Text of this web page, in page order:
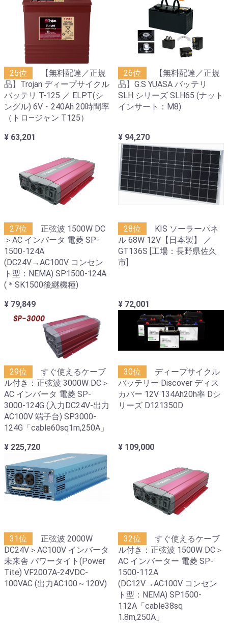
25位
【無料配達／正規
品】Trojan ディープサイクル
バッテリ T-125 ／ ELPT(シ
ングル) 6V・240Ah 20時間率
（トロ―ジャン T125）
¥ 63,201
26位
【無料配達／正規
品】G.S YUASA バッテリ
SLH シリーズ SLH65 (ナット
インサート：M8)
¥ 94,270
27位
正弦波 1500W DC
＞AC インバータ 電菱 SP-
1500-124A
(DC24V→AC100V コンセン
ト型：NEMA) SP1500-124A
(＊SK1500後継機種)
¥ 79,849
28位
KIS ソーラーパネ
ル 68W 12V【日本製】 ／
GT136S [工場：長野県佐久
市]
¥ 72,001
29位
すぐ使えるケーブ
ル付き：正弦波 3000W DC＞
AC インバータ 電菱 SP-
3000-124G (入力DC24V-出力
AC100V 端子台) SP3000-
124G「cable60sq1m,250A」
¥ 225,720
30位
ディープサイクル
バッテリー Discover ディス
カバー 12V 134Ah20h率 Dシ
リーズ D121350D
¥ 109,000
31位
正弦波 2000W
DC24V＞AC100V インバータ
未来舎 パワータイト(Power
Tite) VF2007A-24VDC-
100VAC (出力AC100～120V)
32位
すぐ使えるケーブ
ル付き：正弦波 1500W DC＞
AC インバーター 電菱 SP-
1500-112A
(DC12V→AC100V コンセン
ト型：NEMA) SP1500-
112A「cable38sq
1.8m,250A」